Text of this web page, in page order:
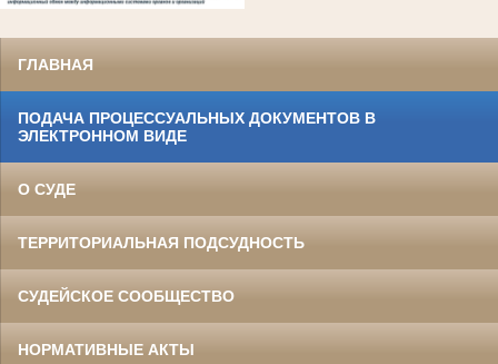
ГЛАВНАЯ
ПОДАЧА ПРОЦЕССУАЛЬНЫХ ДОКУМЕНТОВ В
ЭЛЕКТРОННОМ ВИДЕ
О СУДЕ
ТЕРРИТОРИАЛЬНАЯ ПОДСУДНОСТЬ
СУДЕЙСКОЕ СООБЩЕСТВО
НОРМАТИВНЫЕ АКТЫ